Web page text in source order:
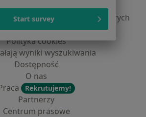
profesjonalistów
dla profesjonalistów, których
samodzielnie
Polityka cookies
wyniki wyszukiwania
Dostępność
O nas
Rekrutujemy!
Partnerzy
Centrum prasowe
Start survey